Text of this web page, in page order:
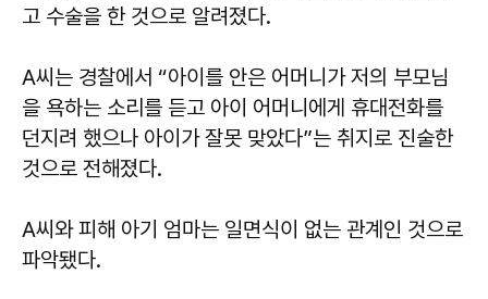
고 수술을 한 것으로 알려졌다.
A씨는 경찰에서 “아이를 안은 어머니가 저의 부모님
을 욕하는 소리를 듣고 아이 어머니에게 휴대전화를
던지려 했으나 아이가 잘못 맞았다”는 취지로 진술한
것으로 전해졌다.
A씨와 피해 아기 엄마는 일면식이 없는 관계인 것으로
파악됐다.